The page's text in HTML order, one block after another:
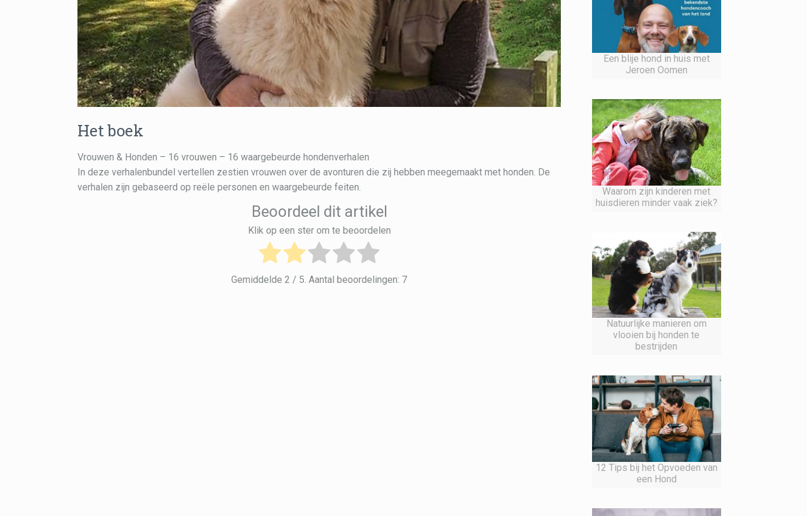
Het boek
Vrouwen & Honden – 16 vrouwen – 16 waargebeurde hondenverhalen
In deze verhalenbundel vertellen zestien vrouwen over de avonturen die zij hebben meegemaakt met honden. De
verhalen zijn gebaseerd op reële personen en waargebeurde feiten.
Beoordeel dit artikel
Klik op een ster om te beoordelen
Gemiddelde 2 / 5. Aantal beoordelingen: 7
Een blije hond in huis met
Jeroen Oomen
Waarom zijn kinderen met
huisdieren minder vaak ziek?
Natuurlijke manieren om
vlooien bij honden te
bestrijden
12 Tips bij het Opvoeden van
een Hond